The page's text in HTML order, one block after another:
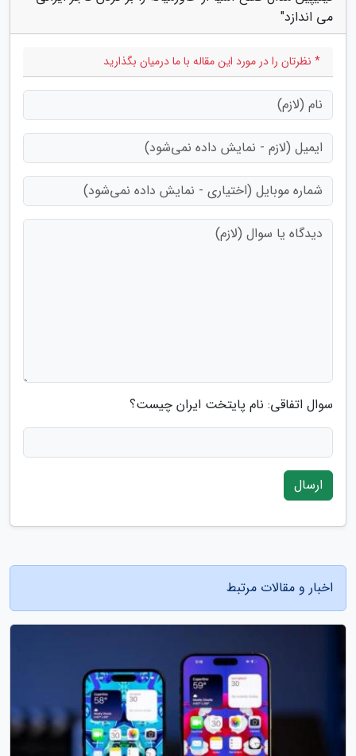
می اندازد"
* نظرتان را در مورد این مقاله با ما درمیان بگذارید
سوال اتفاقی: نام پایتخت ایران چیست؟
ارسال
اخبار و مقالات مرتبط